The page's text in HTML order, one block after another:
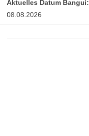
Aktuelles Datum Bangui:
08.08.2026